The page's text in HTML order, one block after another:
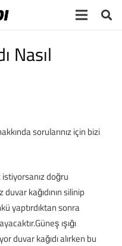
Nasıl
sorularınız için bizi
istiyorsanız doğru
kağıdının silinip
yaptırdıktan sonra
ışığı
duvar kağıdı alırken bu